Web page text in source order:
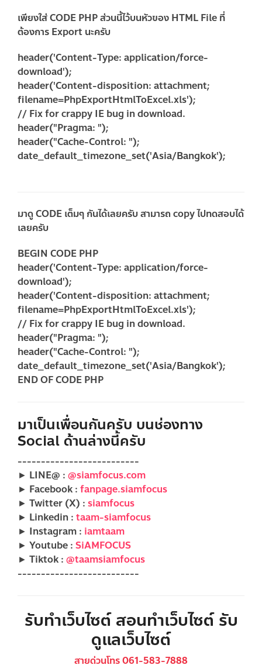
เพียงใส่ CODE PHP ส่วนนี้ไว้บนหัวของ HTML File ที่
ต้องการ Export นะครับ
header('Content-Type: application/force-
download');
header('Content-disposition: attachment;
filename=PhpExportHtmlToExcel.xls');
// Fix for crappy IE bug in download.
header("Pragma: ");
header("Cache-Control: ");
date_default_timezone_set('Asia/Bangkok');
มาดู CODE เต็มๆ กันได้เลยครับ สามารถ copy ไปทดสอบได้
เลยครับ
BEGIN CODE PHP
header('Content-Type: application/force-
download');
header('Content-disposition: attachment;
filename=PhpExportHtmlToExcel.xls');
// Fix for crappy IE bug in download.
header("Pragma: ");
header("Cache-Control: ");
date_default_timezone_set('Asia/Bangkok');
END OF CODE PHP
มาเป็นเพื่อนกันครับ บนช่องทาง
Social ด้านล่างนี้ครับ
--------------------------
► LINE@ : @siamfocus.com
► Facebook : fanpage.siamfocus
► Twitter (X) : siamfocus
► Linkedin : taam-siamfocus
► Instagram : iamtaam
► Youtube : SiAMFOCUS
► Tiktok : @taamsiamfocus
--------------------------
รับทำเว็บไซต์ สอนทำเว็บไซต์ รับ
ดูแลเว็บไซต์
สายด่วนโทร 061-583-7888